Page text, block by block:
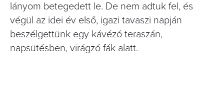
lányom betegedett le. De nem adtuk fel, és
végül az idei év első, igazi tavaszi napján
beszélgettünk egy kávézó teraszán,
napsütésben, virágzó fák alatt.